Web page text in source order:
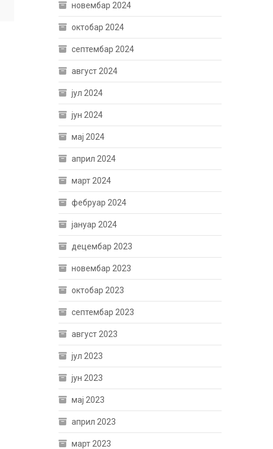
новембар 2024
октобар 2024
септембар 2024
август 2024
јул 2024
јун 2024
мај 2024
април 2024
март 2024
фебруар 2024
јануар 2024
децембар 2023
новембар 2023
октобар 2023
септембар 2023
август 2023
јул 2023
јун 2023
мај 2023
април 2023
март 2023